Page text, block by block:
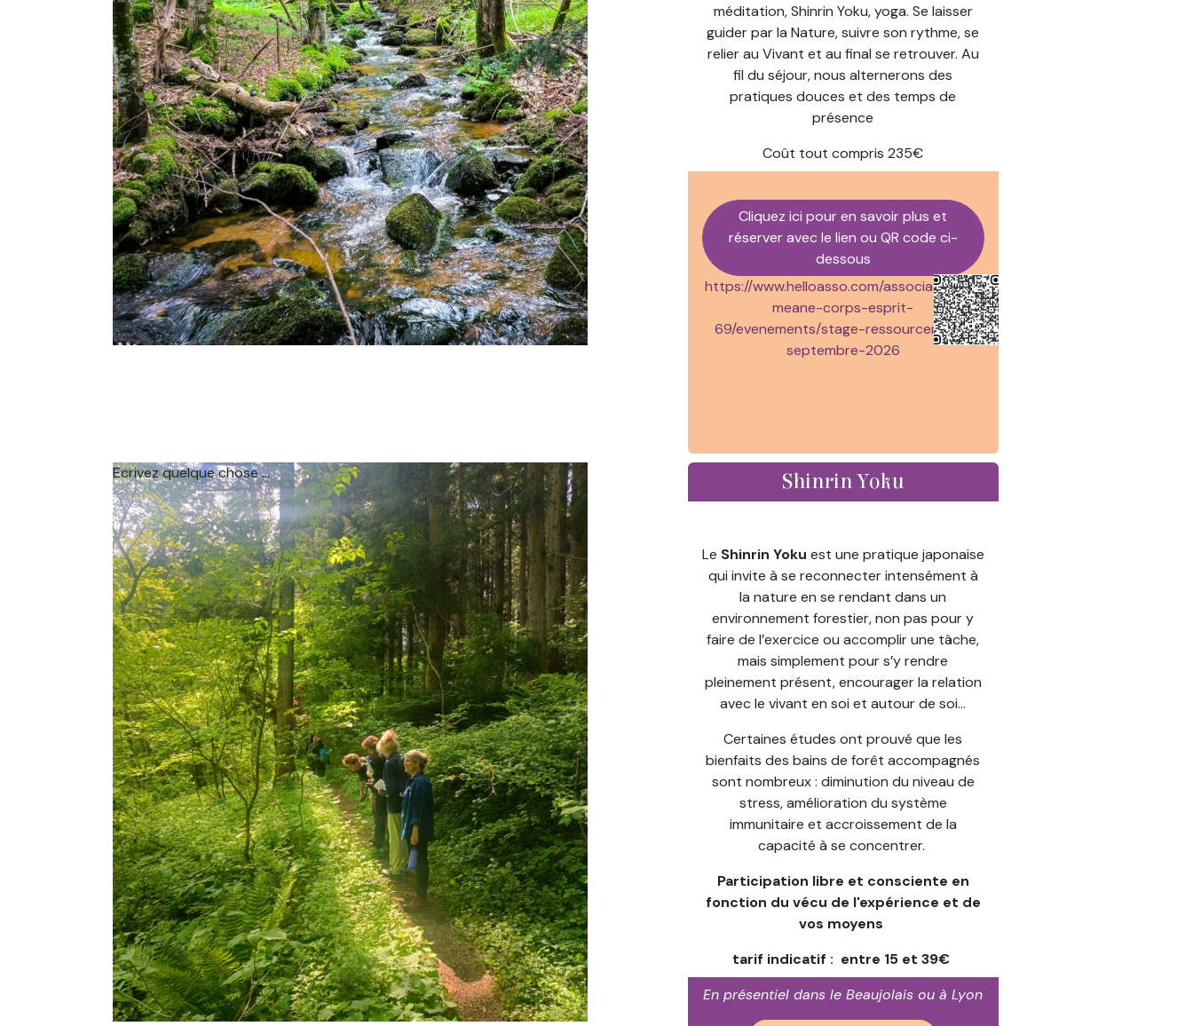
méditation, Shinrin Yoku, yoga. Se laisser
guider par la Nature, suivre son rythme, se
relier au Vivant et au final se retrouver. Au
fil du séjour, nous alternerons des
pratiques douces et des temps de
présence
Coût tout compris 235€
Cliquez ici pour en savoir plus et
réserver avec le lien ou QR code ci-
dessous
https://www.helloasso.com/associations/al
meane-corps-esprit-
69/evenements/stage-ressourcement-
septembre-2026
Shinrin Yoku
Le Shinrin Yoku est une pratique japonaise
qui invite à se reconnecter intensément à
la nature en se rendant dans un
environnement forestier, non pas pour y
faire de l’exercice ou accomplir une tâche,
mais simplement pour s’y rendre
pleinement présent, encourager la relation
avec le vivant en soi et autour de soi...
Certaines études ont prouvé que les
bienfaits des bains de forêt accompagnés
sont nombreux : diminution du niveau de
stress, amélioration du système
immunitaire et accroissement de la
capacité à se concentrer.
Participation libre et consciente en
fonction du vécu de l'expérience et de
vos moyens
tarif indicatif : entre 15 et 39€
En présentiel dans le Beaujolais ou à Lyon
Ecrivez quelque chose ...